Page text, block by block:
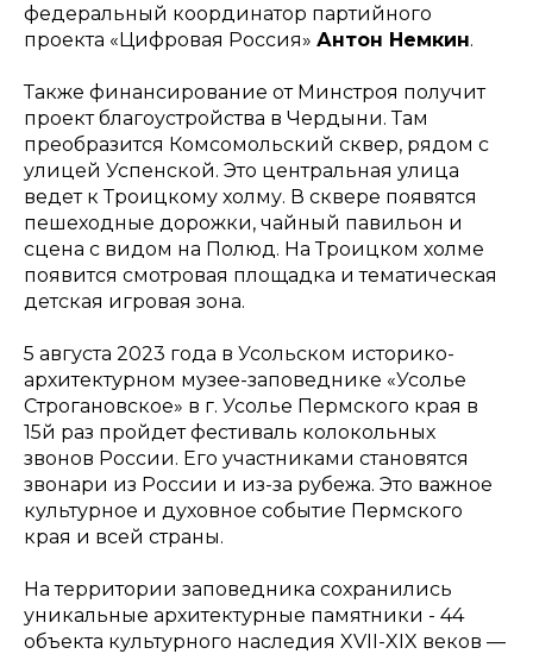
федеральный координатор партийного
проекта «Цифровая Россия» Антон Немкин.
Также финансирование от Минстроя получит
проект благоустройства в Чердыни. Там
преобразится Комсомольский сквер, рядом с
улицей Успенской. Это центральная улица
ведет к Троицкому холму. В сквере появятся
пешеходные дорожки, чайный павильон и
сцена с видом на Полюд. На Троицком холме
появится смотровая площадка и тематическая
детская игровая зона.
5 августа 2023 года в Усольском историко-
архитектурном музее-заповеднике «Усолье
Строгановское» в г. Усолье Пермского края в
15й раз пройдет фестиваль колокольных
звонов России. Его участниками становятся
звонари из России и из-за рубежа. Это важное
культурное и духовное событие Пермского
края и всей страны.
На территории заповедника сохранились
уникальные архитектурные памятники - 44
объекта культурного наследия XVII-XIX веков —